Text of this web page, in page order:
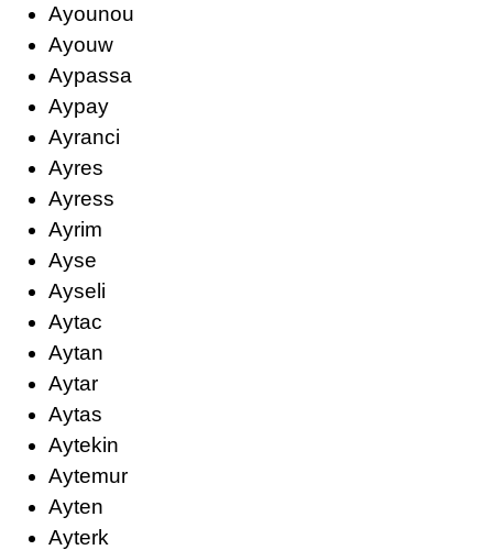
Ayounou
Ayouw
Aypassa
Aypay
Ayranci
Ayres
Ayress
Ayrim
Ayse
Ayseli
Aytac
Aytan
Aytar
Aytas
Aytekin
Aytemur
Ayten
Ayterk